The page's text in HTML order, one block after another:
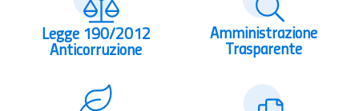
Legge 190/2012
Anticorruzione
Amministrazione
Trasparente